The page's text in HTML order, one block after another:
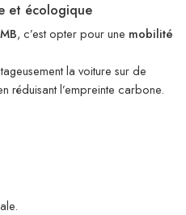
et écologique
, c’est opter pour une mobilité
la voiture sur de
réduisant l’empreinte carbone.